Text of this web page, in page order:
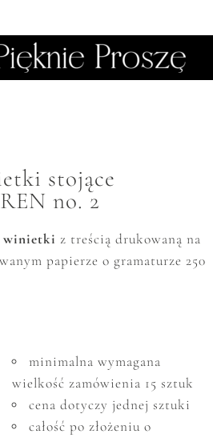
stojące
no. 2
winietki z treścią drukowaną na
papierze o gramaturze 250
minimalna wymagana
wielkość zamówienia 15 sztuk
cena dotyczy jednej sztuki
całość po złożeniu o